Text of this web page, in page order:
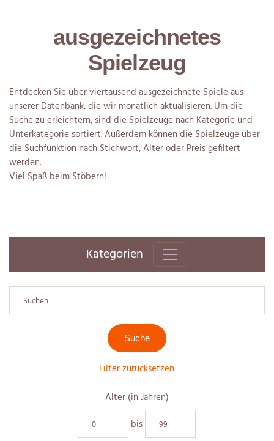
ausgezeichnetes
Spielzeug
Entdecken Sie über viertausend ausgezeichnete Spiele aus
unserer Datenbank, die wir monatlich aktualisieren. Um die
Suche zu erleichtern, sind die Spielzeuge nach Kategorie und
Unterkategorie sortiert. Außerdem können die Spielzeuge über
die Suchfunktion nach Stichwort, Alter oder Preis gefiltert
werden.
Viel Spaß beim Stöbern!
Kategorien
Filter zurücksetzen
Alter (in Jahren)
bis